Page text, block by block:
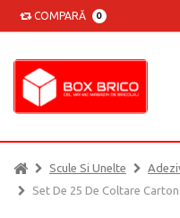
COMPARĂ 0
Scule Si Unelte
Set De 25 De Coltare